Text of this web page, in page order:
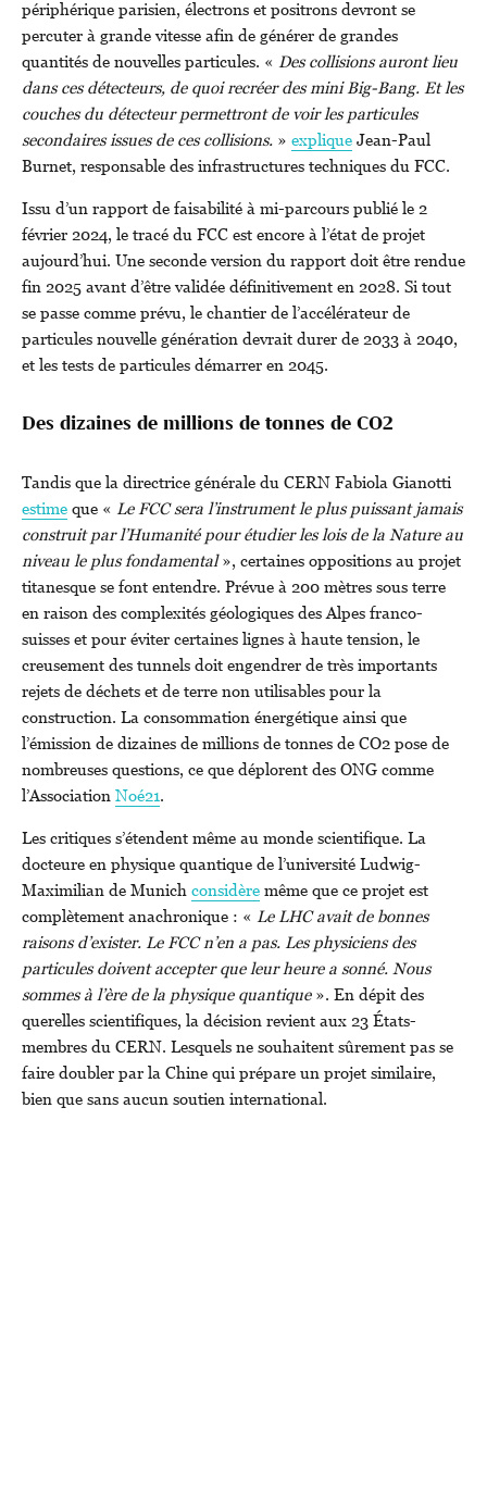
périphérique parisien, électrons et positrons devront se
percuter à grande vitesse afin de générer de grandes
quantités de nouvelles particules. « Des collisions auront lieu
dans ces détecteurs, de quoi recréer des mini Big-Bang. Et les
couches du détecteur permettront de voir les particules
secondaires issues de ces collisions. » expliqueJean-Paul
Burnet, responsable des infrastructures techniques du FCC.
Issu d’un rapport de faisabilité à mi-parcours publié le 2
février 2024, le tracé du FCC est encore à l’état de projet
aujourd’hui. Une seconde version du rapport doit être rendue
fin 2025 avant d’être validée définitivement en 2028. Si tout
se passe comme prévu, le chantier de l’accélérateur de
particules nouvelle génération devrait durer de 2033 à 2040,
et les tests de particules démarrer en 2045.
Des dizaines de millions de tonnes de CO2
Tandis que la directrice générale du CERN Fabiola Gianotti
estimeque « Le FCC sera l’instrument le plus puissant jamais
construit par l’Humanité pour étudier les lois de la Nature au
niveau le plus fondamental», certaines oppositions au projet
titanesque se font entendre. Prévue à 200 mètres sous terre
en raison des complexités géologiques des Alpes franco-
suisses et pour éviter certaines lignes à haute tension, le
creusement des tunnels doit engendrer de très importants
rejets de déchets et de terre non utilisables pour la
construction. La consommation énergétique ainsi que
l’émission de dizaines de millions de tonnes de CO2 pose de
nombreuses questions, ce que déplorent des ONG comme
l’AssociationNoé21.
Les critiques s’étendent même au monde scientifique. La
docteure en physique quantique de l’université Ludwig-
Maximilian de Munichconsidèremême que ce projet est
complètement anachronique : « Le LHC avait de bonnes
raisons d’exister. Le FCC n’en a pas. Les physiciens des
particules doivent accepter que leur heure a sonné. Nous
sommes à l’ère de la physique quantique». En dépit des
querelles scientifiques, la décision revient aux 23 États-
membres du CERN. Lesquels ne souhaitent sûrement pas se
faire doubler par la Chine qui prépare un projet similaire,
bien que sans aucun soutien international.